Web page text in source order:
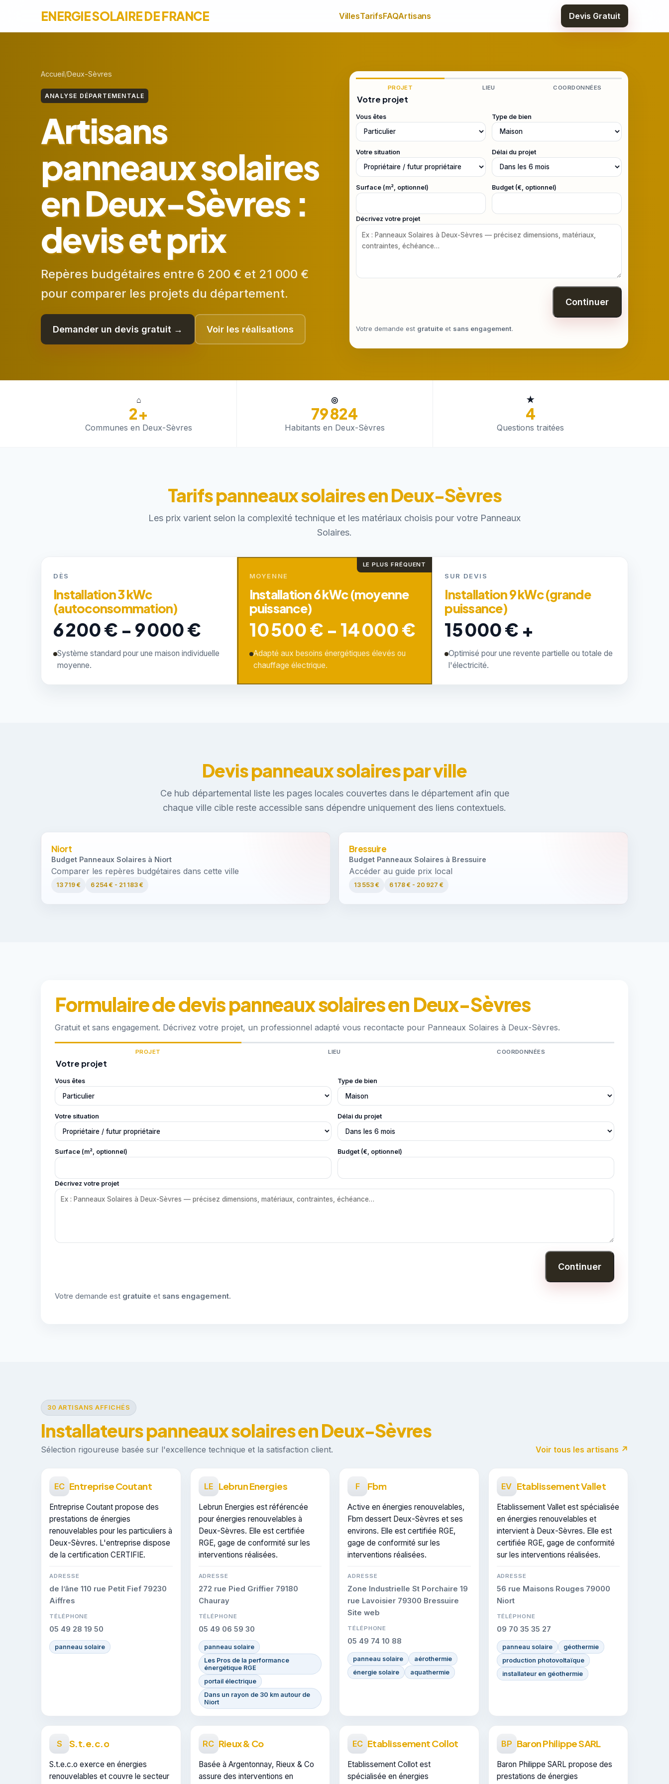
ENERGIE SOLAIRE DE FRANCE VillesTarifsFAQArtisans Devis Gratuit
Accueil Deux-Sèvres
ANALYSE DÉPARTEMENTALE
Artisans
panneaux solaires
en Deux-Sèvres :
devis et prix
Repères budgétaires entre 6 200 € et 21 000 €
pour comparer les projets du département.
Demander un devis gratuit → Voir les réalisations
PROJET LIEU COORDONNÉES
Votre projet
Vous êtes Type de bien
Votre situation Délai du projet
Surface (m², optionnel) Budget (€, optionnel)
Décrivez votre projet
Continuer
Votre demande est gratuite et sans engagement.
⌂
2+
Communes en Deux-Sèvres
◎
79 824
Habitants en Deux-Sèvres
★
4
Questions traitées
Tarifs panneaux solaires en Deux-Sèvres
Les prix varient selon la complexité technique et les matériaux choisis pour votre Panneaux
Solaires.
DÈS
Installation 3 kWc
(autoconsommation)
6 200 € - 9 000 €
Système standard pour une maison individuelle
moyenne.
LE PLUS FRÉQUENT
MOYENNE
Installation 6 kWc (moyenne
puissance)
10 500 € - 14 000 €
Adapté aux besoins énergétiques élevés ou
chauffage électrique.
SUR DEVIS
Installation 9 kWc (grande
puissance)
15 000 € +
Optimisé pour une revente partielle ou totale de
l'électricité.
Devis panneaux solaires par ville
Ce hub départemental liste les pages locales couvertes dans le département afin que
chaque ville cible reste accessible sans dépendre uniquement des liens contextuels.
Niort
Budget Panneaux Solaires à Niort
Comparer les repères budgétaires dans cette ville
13 719 € 6 254 € - 21 183 €
Bressuire
Budget Panneaux Solaires à Bressuire
Accéder au guide prix local
13 553 € 6 178 € - 20 927 €
Formulaire de devis panneaux solaires en Deux-Sèvres
Gratuit et sans engagement. Décrivez votre projet, un professionnel adapté vous recontacte pour Panneaux Solaires à Deux-Sèvres.
PROJET LIEU COORDONNÉES
Votre projet
Vous êtes Type de bien
Votre situation Délai du projet
Surface (m², optionnel) Budget (€, optionnel)
Décrivez votre projet
Continuer
Votre demande est gratuite et sans engagement.
30 ARTISANS AFFICHÉS
Installateurs panneaux solaires en Deux-Sèvres
Sélection rigoureuse basée sur l'excellence technique et la satisfaction client. Voir tous les artisans ↗
EC Entreprise Coutant
Entreprise Coutant propose des
prestations de énergies
renouvelables pour les particuliers à
Deux-Sèvres. L'entreprise dispose
de la certification CERTIFIE.
ADRESSE
de l’âne 110 rue Petit Fief 79230
Aiffres
TÉLÉPHONE
05 49 28 19 50
panneau solaire
LE Lebrun Energies
Lebrun Energies est référencée
pour énergies renouvelables à
Deux-Sèvres. Elle est certifiée
RGE, gage de conformité sur les
interventions réalisées.
ADRESSE
272 rue Pied Griffier 79180
Chauray
TÉLÉPHONE
05 49 06 59 30
panneau solaire
Les Pros de la performance
énergétique RGE
portail électrique
Dans un rayon de 30 km autour de
Niort
F Fbm
Active en énergies renouvelables,
Fbm dessert Deux-Sèvres et ses
environs. Elle est certifiée RGE,
gage de conformité sur les
interventions réalisées.
ADRESSE
Zone Industrielle St Porchaire 19
rue Lavoisier 79300 Bressuire
Site web
TÉLÉPHONE
05 49 74 10 88
panneau solaire
aérothermie
énergie solaire
aquathermie
EV Etablissement Vallet
Etablissement Vallet est spécialisée
en énergies renouvelables et
intervient à Deux-Sèvres. Elle est
certifiée RGE, gage de conformité
sur les interventions réalisées.
ADRESSE
56 rue Maisons Rouges 79000
Niort
TÉLÉPHONE
09 70 35 35 27
panneau solaire
géothermie
production photovoltaïque
installateur en géothermie
S S.t.e.c.o
S.t.e.c.o exerce en énergies
renouvelables et couvre le secteur
RC Rieux & Co
Basée à Argentonnay, Rieux & Co
assure des interventions en
EC Etablissement Collot
Etablissement Collot est
spécialisée en énergies
BP Baron Philippe SARL
Baron Philippe SARL propose des
prestations de énergies